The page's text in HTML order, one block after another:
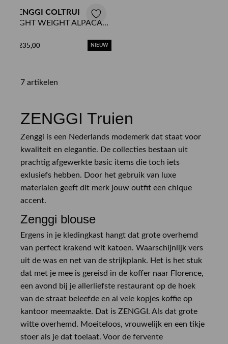
ZENGGI COLTRUI
LIGHT WEIGHT ALPACA
€ 235,00
NIEUW
7 artikelen
ZENGGI Truien
Zenggi is een Nederlands modemerk dat staat voor
kwaliteit en elegantie. De collecties bestaan uit
prachtig afgewerkte basic items die toch iets
exlusiefs hebben. Door het gebruik van luxe
materialen geeft dit merk jouw outfit een chique
accent.
Zenggi blouse
Ergens in je kledingkast hangt dat grote overhemd
van perfect krakend wit katoen. Waarschijnlijk vers
uit de was en net van de strijkplank. Het is het stuk
dat met je mee is gereisd in de koffer naar Florence,
een avond bij je allerliefste restaurant op de hoek
van de straat beleefde en al vele kopjes koffie op
kantoor meemaakte. Dat is ZENGGI. Als dat grote
witte overhemd. Moeiteloos, vrouwelijk en een tikje
stoer als je dat toelaat. Voor de fervente